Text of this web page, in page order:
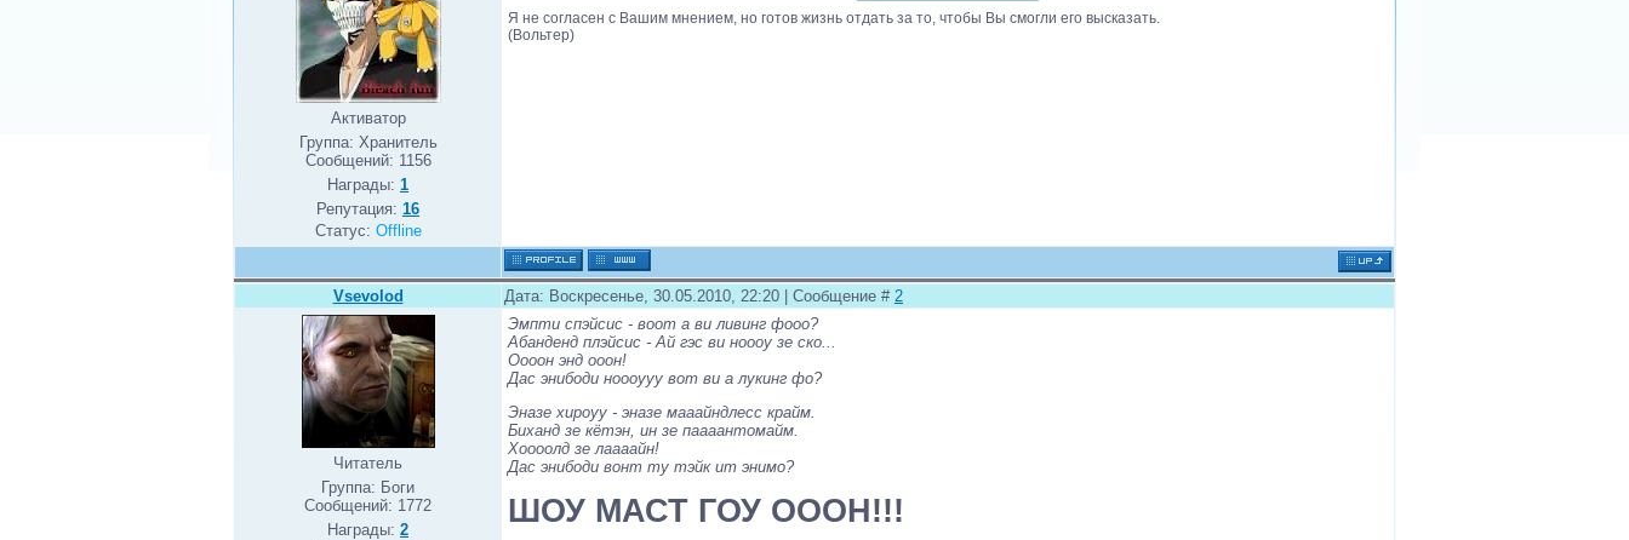
Активатор
Группа: Хранитель
Сообщений: 1156
Награды: 1
Репутация: 16
Статус: Offline
Я не согласен с Вашим мнением, но готов жизнь отдать за то, чтобы Вы смогли его высказать.
(Вольтер)
Vsevolod Дата: Воскресенье, 30.05.2010, 22:20 | Сообщение # 2
Читатель
Группа: Боги
Сообщений: 1772
Награды: 2
Эмпти спэйсис - воот а ви ливинг фооо?
Абанденд плэйсис - Ай гэс ви ноооу зе ско...
Оооон энд ооон!
Дас энибоди ноооууу вот ви а лукинг фо?
Эназе хироуу - эназе мааайндлесс крайм.
Биханд зе кётэн, ин зе паааантомайм.
Хоооолд зе лаааайн!
Дас энибоди вонт ту тэйк ит энимо?
ШОУ МАСТ ГОУ ОООН!!!